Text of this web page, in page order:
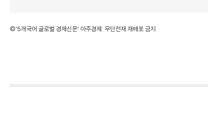
©'5개국어 글로벌 경제신문' 아주경제. 무단전재·재배포 금지